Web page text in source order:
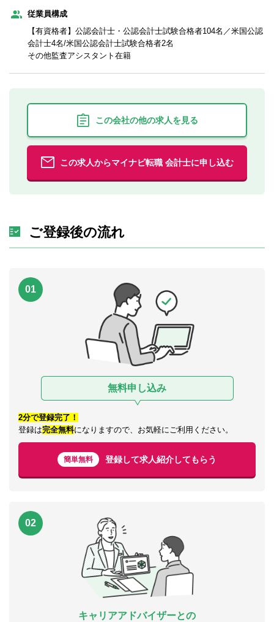
従業員構成
【有資格者】公認会計士・公認会計士試験合格者104名／米国公認
会計士4名/米国公認会計士試験合格者2名
その他監査アシスタント在籍
この会社の他の求人を見る
この求人からマイナビ転職 会計士に申し込む
ご登録後の流れ
01
無料申し込み
2分で登録完了！
登録は完全無料になりますので、お気軽にご利用ください。
簡単無料 登録して求人紹介してもらう
02
キャリアアドバイザーとの